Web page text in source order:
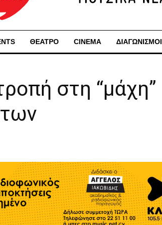
ΘΕΑΤΡΟ CINEMA ΔΙΑΓΩΝΙΣΜΟΙ
στη “μάχη”